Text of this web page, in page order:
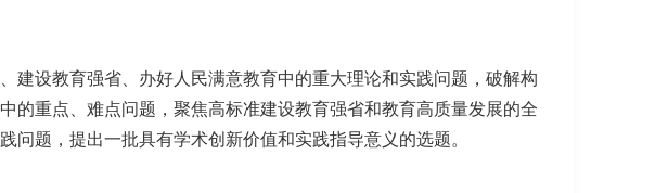
建设教育强省、办好人民满意教育中的重大理论和实践问题，破解构
的重点、难点问题，聚焦高标准建设教育强省和教育高质量发展的全
问题，提出一批具有学术创新价值和实践指导意义的选题。